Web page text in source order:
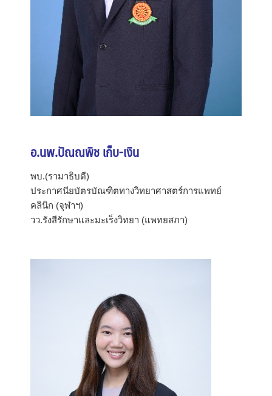
อ.นพ.ปัณณพิช เก็บ-เงิน
พบ.(รามาธิบดี)
ประกาศนียบัตรบัณฑิตทางวิทยาศาสตร์การแพทย์
คลินิก (จุฬาฯ)
วว.รังสีรักษาและมะเร็งวิทยา (แพทยสภา)